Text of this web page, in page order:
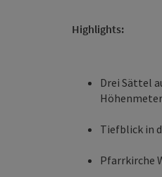
Highlights:
Drei Sättel
Tiefblick in
Pfarrkirche